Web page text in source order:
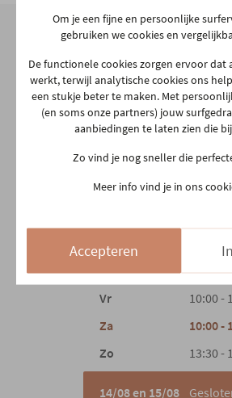
Hoofdkleur Wit
Hoofdmateriaal Fenix
Materiaal poten Hout
Type poten Centraal
Gewicht
Onze winkel
2500 Lier
Ma
10:00 -
Woe
10:00 -
Do
Vr
10:00 -
Za
10:00 -
Zo
13:30 -
14/08 en 15/08
Om je een fijne en persoonlijke
gebruiken we cookies en
De functionele cookies zorgen ervoor dat
werkt, terwijl analytische cookies ons
een stukje beter te maken. Met
(en soms onze partners) jouw
aanbiedingen te laten zien die
Zo vind je nog sneller die
Meer info vind je in ons
Accepteren